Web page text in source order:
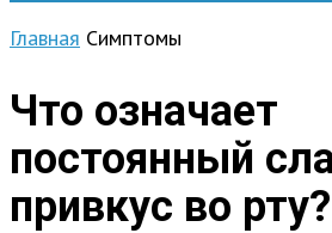
Главная Симптомы
Что означает
постоянный
привкус во рту?